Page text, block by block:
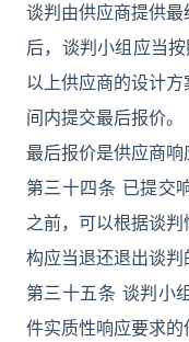
谈判由供应商提供
后，谈判小组应当
以上供应商的设计
间内提交最后报价。
最后报价是供应商响
第三十四条 已提交
之前，可以根据谈
构应当退还退出谈判
第三十五条 谈判小
件实质性响应要求